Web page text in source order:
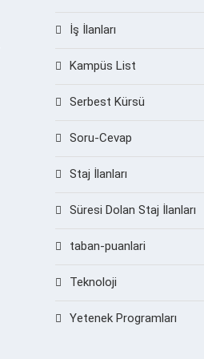
İş İlanları
Kampüs List
Serbest Kürsü
Soru-Cevap
Staj İlanları
Süresi Dolan Staj İlanları
taban-puanlari
Teknoloji
Yetenek Programları